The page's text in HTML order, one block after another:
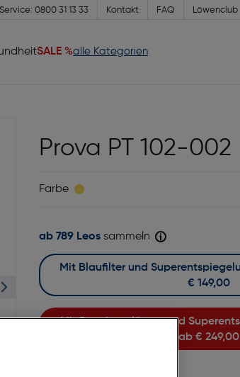
Service: 0800 31 13 33 Kontakt FAQ Löwenclub
SALE %alle Kategorien
Prova PT 102-002
Farbe
ab 789 Leossammeln
Mit Premiumgläsern und Superentspiegelung in Sehstärke
ab€ 249,00
€ 149,00